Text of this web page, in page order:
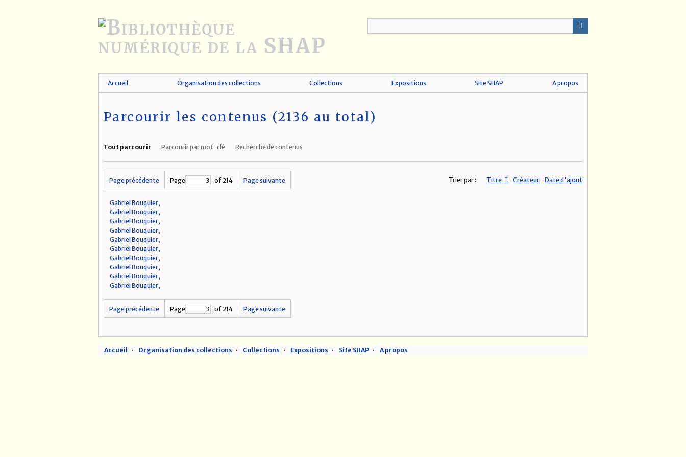
Accueil Organisation des collections Collections Expositions Site SHAP A propos
Parcourir les contenus (2136 au total)
Tout parcourir Parcourir par mot-clé Recherche de contenus
Page précédente Page of 214 Page suivante Trier par : Titre Créateur Date d'ajout
Gabriel Bouquier,
Gabriel Bouquier,
Gabriel Bouquier,
Gabriel Bouquier,
Gabriel Bouquier,
Gabriel Bouquier,
Gabriel Bouquier,
Gabriel Bouquier,
Gabriel Bouquier,
Gabriel Bouquier,
Page précédente Page of 214 Page suivante
Accueil Organisation des collections Collections Expositions Site SHAP A propos